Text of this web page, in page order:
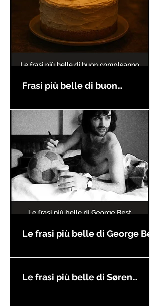
Frasi più belle di buon
Le frasi più belle di George Best
Le frasi più belle di Søren